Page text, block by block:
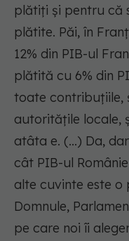
plătiți și pentru că
plătite. Păi, în
12% din PIB-ul
plătită cu 6% din
toate contribuțiile,
autoritățile locale,
atâta e. (...) Da,
cât PIB-ul
alte cuvinte este o
Domnule,
pe care noi îi